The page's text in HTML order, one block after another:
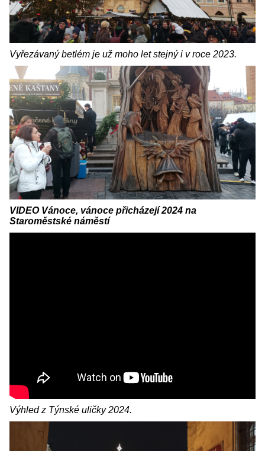
Vyřezávaný betlém je už moho let stejný i v roce 2023.
VIDEO Vánoce, vánoce přicházejí 2024 na
Staroměstské náměstí
Výhled z Týnské uličky 2024.